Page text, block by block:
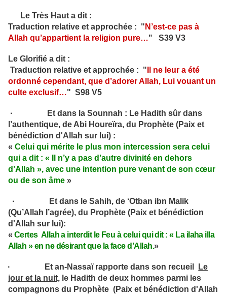
Le Très Haut a dit :
Traduction relative et approchée : " N’est-ce pas à
Allah qu’appartient la religion pure…" S39 V3
Le Glorifié a dit :
Traduction relative et approchée : " Il ne leur a été
ordonné cependant, que d’adorer Allah, Lui vouant un
culte exclusif…" S98 V5
· Et dans la Sounnah : Le Hadith sûr dans
l’authentique, de Abi Houreïra, du Prophète (Paix et
bénédiction d'Allah sur lui) :
« Celui qui mérite le plus mon intercession sera celui
qui a dit : « Il n’y a pas d’autre divinité en dehors
d’Allah », avec une intention pure venant de son cœur
ou de son âme »
· Et dans le Sahih, de ‘Otban ibn Malik
(Qu’Allah l’agrée), du Prophète (Paix et bénédiction
d'Allah sur lui):
« Certes Allah a interdit le Feu à celui qui dit : « La ilaha illa
Allah » en ne désirant que la face d’Allah.»
· Et an-Nassaï rapporte dans son recueil
Le
jour et la nuit, le Hadith de deux hommes parmi les
compagnons du Prophète (Paix et bénédiction d'Allah